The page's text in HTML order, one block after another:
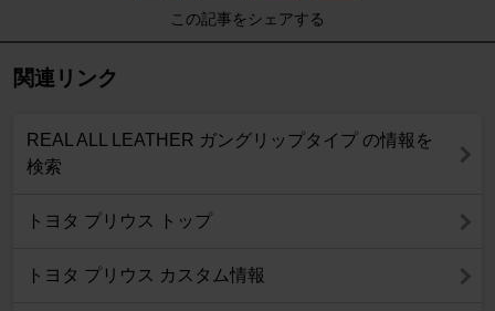
この記事をシェアする
関連リンク
REAL ALL LEATHER ガングリップタイプ の情報を
検索
トヨタ プリウス トップ
トヨタ プリウス カスタム情報